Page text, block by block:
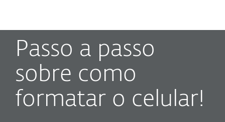
Passo a passo
sobre como
formatar o celular!